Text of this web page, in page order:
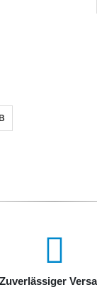
Zuverlässiger